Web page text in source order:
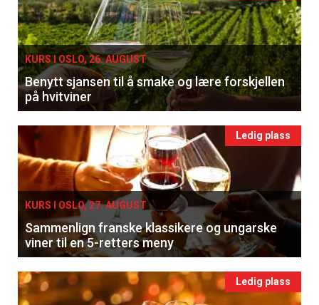
KURS I OSLO, 26. AUGUST
Benytt sjansen til å smake og lære forskjellen
på hvitviner
Ledig plass
KURS I OSLO, 27. AUGUST
Sammenlign franske klassikere og ungarske
viner til en 5-retters meny
Ledig plass